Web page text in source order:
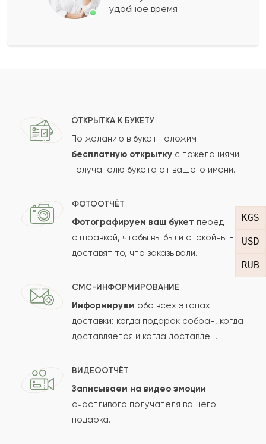
KGS
USD
RUB
Ваш e-mail
Отзыв
Сколько будет
Отзыв будет опубликован после проверки.
Проверяем на спам.
удобное время
ОТКРЫТКА К БУКЕТУ
По желанию в букет положим
бесплатную открытку с пожеланиями
получателю букета от вашего имени.
ФОТООТЧЁТ
Фотографируем ваш букет перед
отправкой, чтобы вы были спокойны -
доставят то, что заказывали.
СМС-ИНФОРМИРОВАНИЕ
Информируем обо всех этапах
доставки: когда подарок собран, когда
доставляется и когда доставлен.
ВИДЕООТЧЁТ
Записываем на видео эмоции
счастливого получателя вашего
подарка.